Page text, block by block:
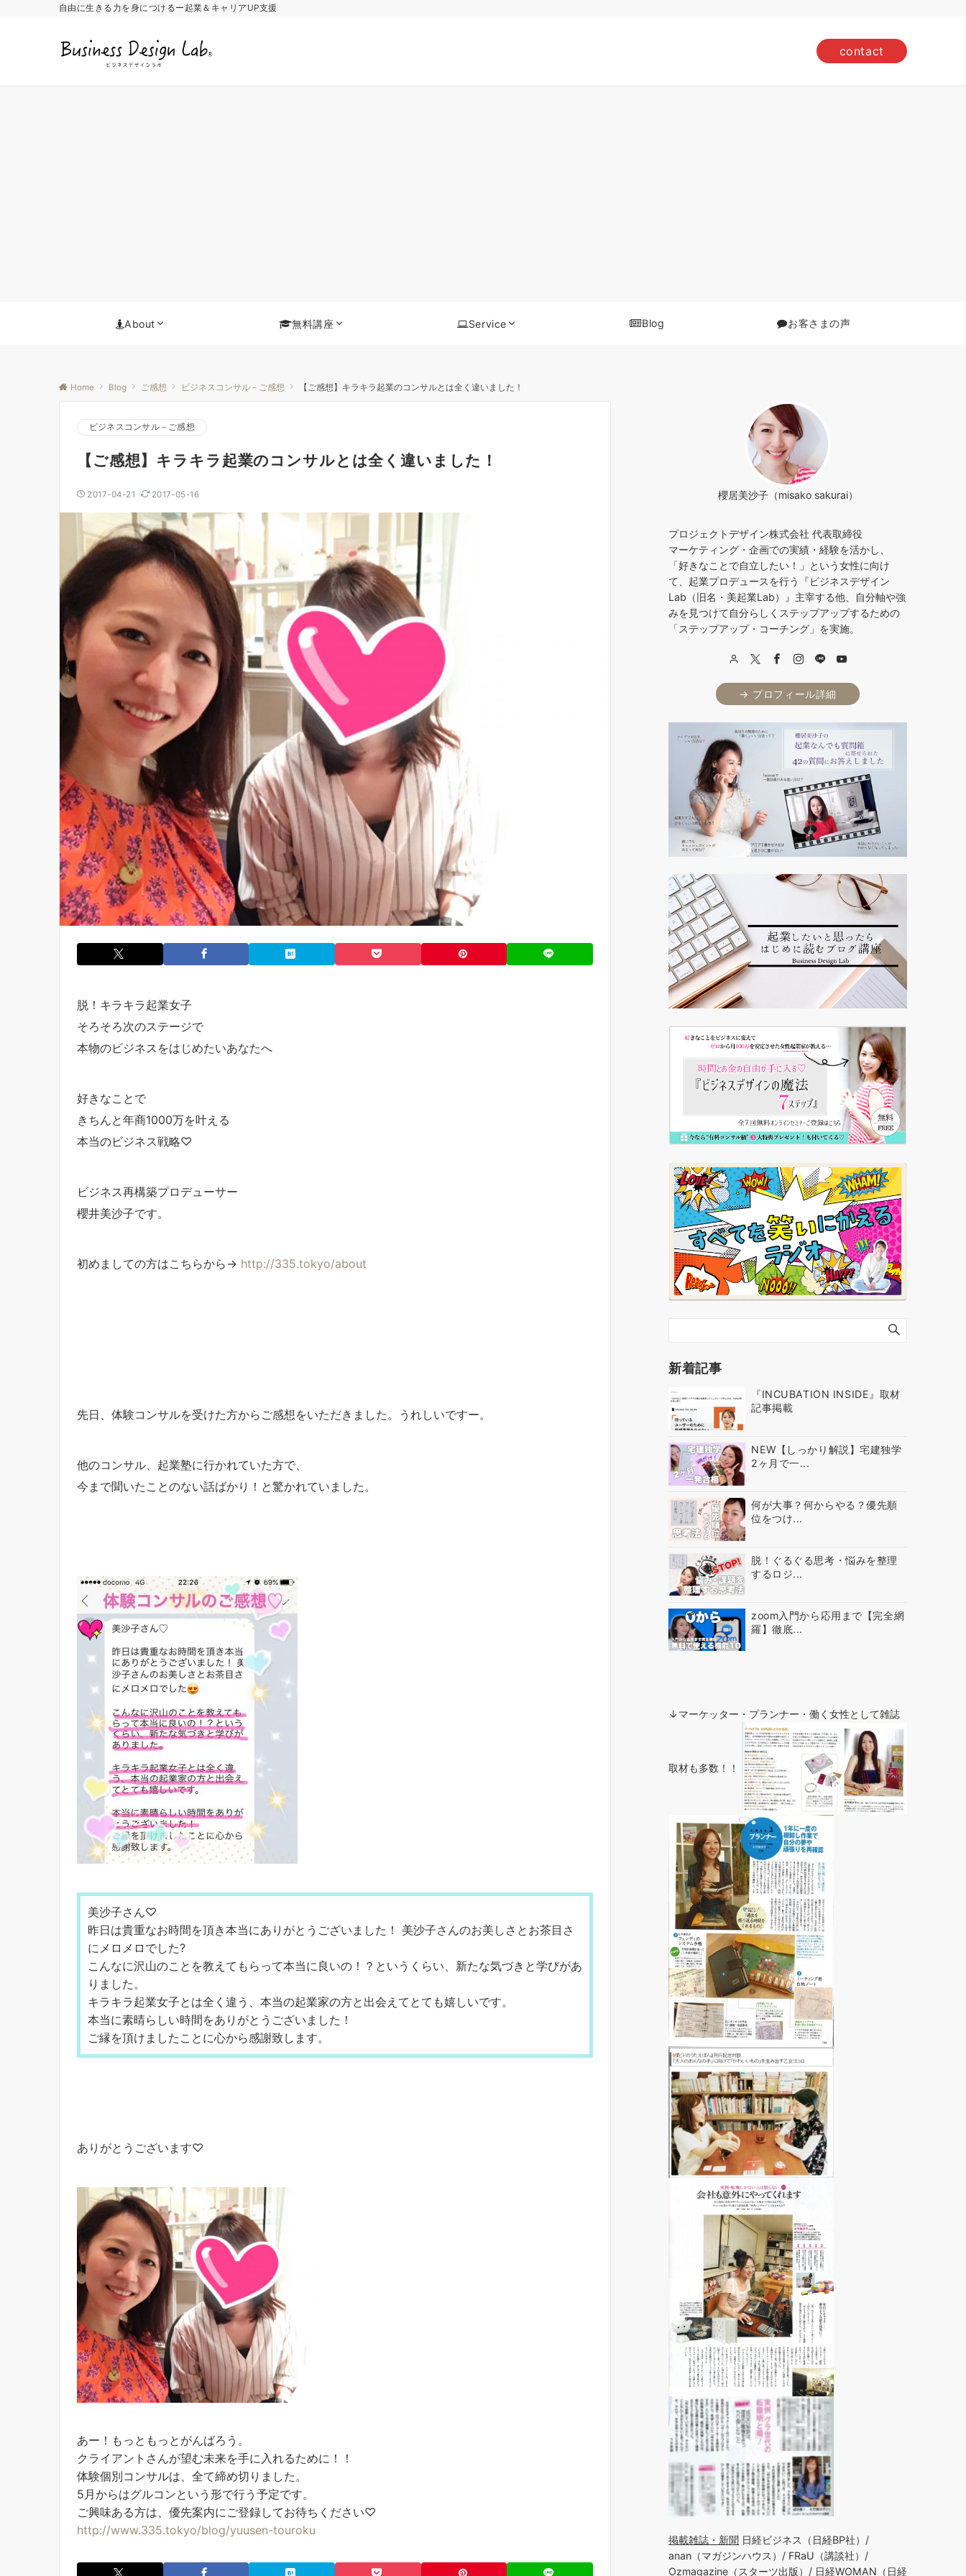
自由に生きる力を身につけるー起業＆キャリアUP支援
contact
About 無料講座 Service Blog お客さまの声
Home Blog ご感想 ビジネスコンサル－ご感想 【ご感想】キラキラ起業のコンサルとは全く違いました！
ビジネスコンサル－ご感想
【ご感想】キラキラ起業のコンサルとは全く違いました！
2017-04-21 2017-05-16
脱！キラキラ起業女子
そろそろ次のステージで
本物のビジネスをはじめたいあなたへ
好きなことで
きちんと年商1000万を叶える
本当のビジネス戦略♡
ビジネス再構築プロデューサー
櫻井美沙子です。
初めましての方はこちらから→ http://335.tokyo/about
先日、体験コンサルを受けた方からご感想をいただきました。うれしいですー。
他のコンサル、起業塾に行かれていた方で、
今まで聞いたことのない話ばかり！と驚かれていました。
美沙子さん♡
昨日は貴重なお時間を頂き本当にありがとうございました！ 美沙子さんのお美しさとお茶目さ
にメロメロでした?
こんなに沢山のことを教えてもらって本当に良いの！？というくらい、新たな気づきと学びがあ
りました。
キラキラ起業女子とは全く違う、本当の起業家の方と出会えてとても嬉しいです。
本当に素晴らしい時間をありがとうございました！
ご縁を頂けましたことに心から感謝致します。
ありがとうございます♡
あー！もっともっとがんばろう。
クライアントさんが望む未来を手に入れるために！！
体験個別コンサルは、全て締め切りました。
5月からはグルコンという形で行う予定です。
ご興味ある方は、優先案内にご登録してお待ちください♡
http://www.335.tokyo/blog/yuusen-touroku
櫻居美沙子（misako sakurai）
プロジェクトデザイン株式会社 代表取締役
マーケティング・企画での実績・経験を活かし、
「好きなことで自立したい！」という女性に向け
て、起業プロデュースを行う『ビジネスデザイン
Lab（旧名・美起業Lab）』主宰する他、自分軸や強
みを見つけて自分らしくステップアップするための
「ステップアップ・コーチング」を実施。
→ プロフィール詳細
新着記事
『INCUBATION INSIDE』取材
記事掲載
NEW【しっかり解説】宅建独学
2ヶ月で一...
何が大事？何からやる？優先順
位をつけ...
脱！ぐるぐる思考・悩みを整理
するロジ...
zoom入門から応用まで【完全網
羅】徹底...
↓マーケッター・プランナー・働く女性として雑誌
取材も多数！！
掲載雑誌・新聞 日経ビジネス（日経BP社）/
anan（マガジンハウス）/ FRaU（講談社）/
Ozmagazine（スターツ出版）/ 日経WOMAN（日経